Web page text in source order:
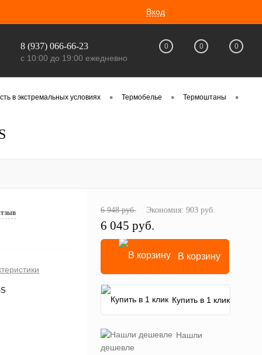
Вход
8 (937) 066-66-23
с 10:00 до 19:00 ежедневно
0 0 0
в экстремальных условиях • Термобелье • Термоштаны •
6 948 руб. Экономия: 903 руб.
6 045 руб.
В корзину
Купить в 1 клик
Нашли
дешевле